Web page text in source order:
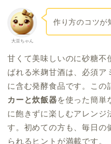
大豆ちゃん
作り方のコツが
甘くて美味しいのに砂糖不
ばれる米麹甘酒は、必須ア
に含む発酵食品です。この
カーと炊飯器を使った簡単
に飽きずに楽しむアレンジ
す。初めての方も、毎日の
られるヒントが満載です。